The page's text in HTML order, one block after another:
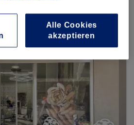
Alle Cookies
akzeptieren